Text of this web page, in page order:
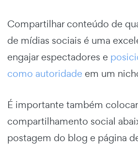
Compartilhar conteúdo de
de mídias sociais é uma
engajar espectadores e
como autoridade em um
É importante também
compartilhamento social
postagem do blog e página